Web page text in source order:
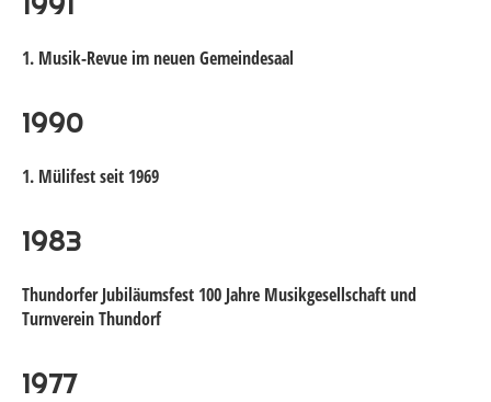
1. Musik-Revue im neuen Gemeindesaal
1990
1. Mülifest seit 1969
1983
Thundorfer Jubiläumsfest 100 Jahre Musikgesellschaft und
Turnverein Thundorf
1977